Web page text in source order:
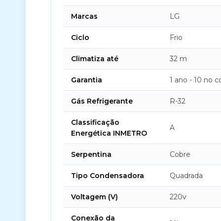
Marcas LG
Ciclo Frio
Climatiza até 32 m
Garantia 1 ano - 10 no
Gás Refrigerante R-32
Classificação
Energética INMETRO
A
Serpentina Cobre
Tipo Condensadora Quadrada
Voltagem (V) 220v
Conexão da